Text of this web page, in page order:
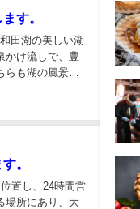
す。
田湖の美しい湖
かけ流しで、豊
も湖の風景を
。
置し、24時間営
場所にあり、大